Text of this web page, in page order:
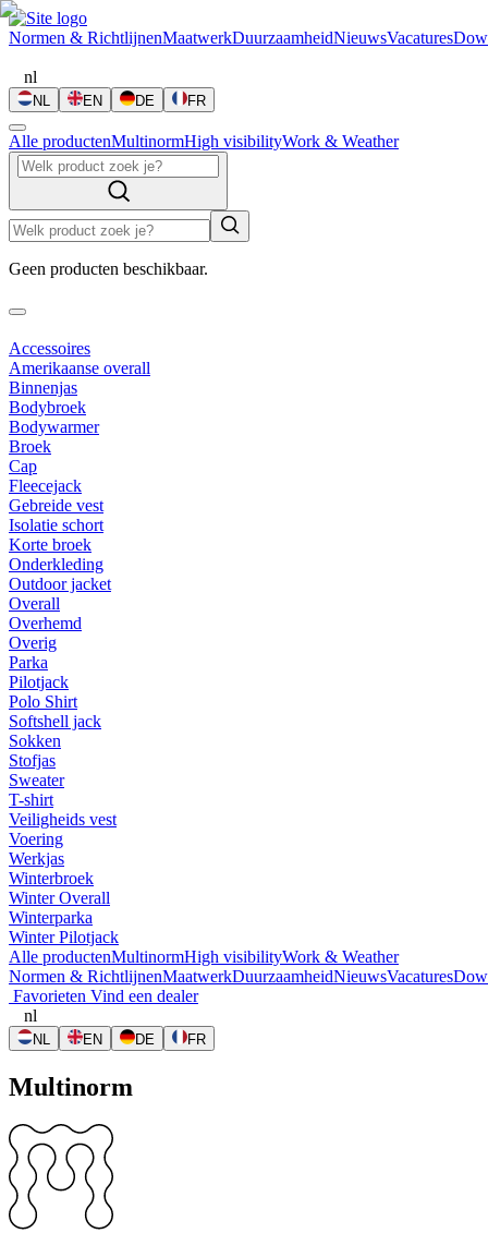
Normen & RichtlijnenMaatwerkDuurzaamheidNieuwsVacatures
nl
NL EN DE FR
Alle productenMultinormHigh visibilityWork & Weather
Geen producten beschikbaar.
Accessoires
Amerikaanse overall
Binnenjas
Bodybroek
Bodywarmer
Broek
Cap
Fleecejack
Gebreide vest
Isolatie schort
Korte broek
Onderkleding
Outdoor jacket
Overall
Overhemd
Overig
Parka
Pilotjack
Polo Shirt
Softshell jack
Sokken
Stofjas
Sweater
T-shirt
Veiligheids vest
Voering
Werkjas
Winterbroek
Winter Overall
Winterparka
Winter Pilotjack
Alle productenMultinormHigh visibilityWork & Weather
Normen & RichtlijnenMaatwerkDuurzaamheidNieuwsVacatures
Favorieten Vind een dealer
nl
NL EN DE FR
Multinorm